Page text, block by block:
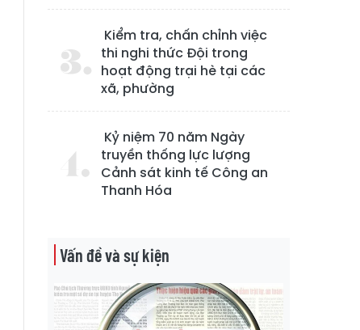
Kiểm tra, chấn chỉnh việc
thi nghi thức Đội trong
hoạt động trại hè tại các
xã, phường
Kỷ niệm 70 năm Ngày
truyền thống lực lượng
Cảnh sát kinh tế Công an
Thanh Hóa
Vấn đề và sự kiện